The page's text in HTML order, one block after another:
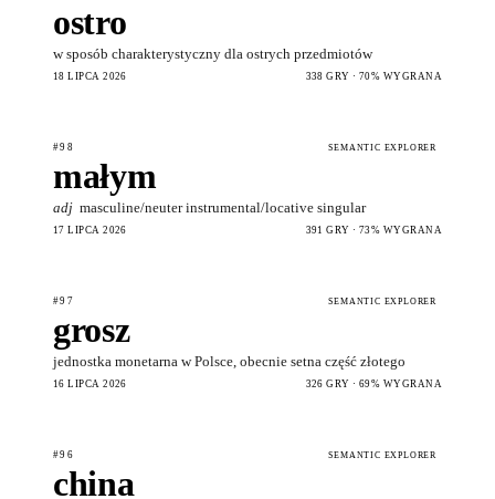
ostro
w sposób charakterystyczny dla ostrych przedmiotów
18 LIPCA 2026 338 GRY · 70% WYGRANA
#98 SEMANTIC EXPLORER
małym
adj masculine/neuter instrumental/locative singular
17 LIPCA 2026 391 GRY · 73% WYGRANA
#97 SEMANTIC EXPLORER
grosz
jednostka monetarna w Polsce, obecnie setna część złotego
16 LIPCA 2026 326 GRY · 69% WYGRANA
#96 SEMANTIC EXPLORER
china